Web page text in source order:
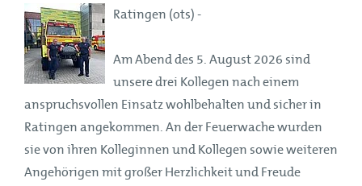
Ratingen (ots) -
Am Abend des 5. August 2026 sind
unsere drei Kollegen nach einem
anspruchsvollen Einsatz wohlbehalten und sicher in
Ratingen angekommen. An der Feuerwache wurden
sie von ihren Kolleginnen und Kollegen sowie weiteren
Angehörigen mit großer Herzlichkeit und Freude